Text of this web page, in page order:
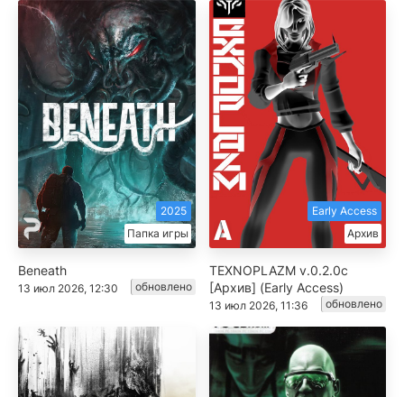
Папка игры
2025
Beneath
13 июл 2026, 12:30 обновлено
Архив
Early Access
TEXNOPLAZM v.0.2.0с
[Архив] (Early Access)
13 июл 2026, 11:36 обновлено